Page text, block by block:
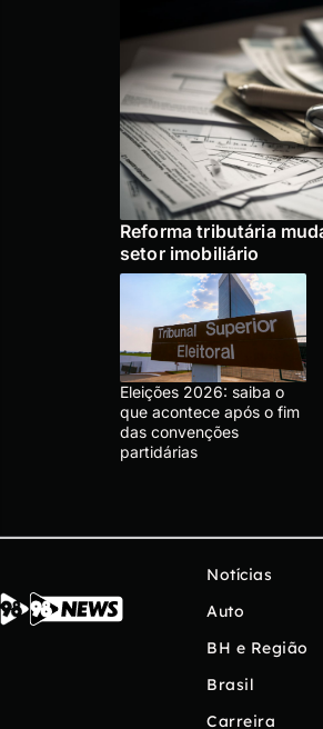
Reforma tributária
setor imobiliário
Eleições 2026: saiba o
que acontece após o fim
das convenções
partidárias
Notícias
Auto
BH e Região
Brasil
Carreira